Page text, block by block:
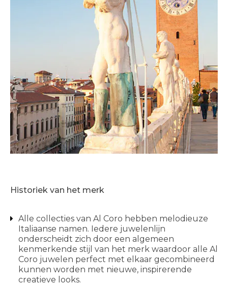
Historiek van het merk
Alle collecties van Al Coro hebben melodieuze
Italiaanse namen. Iedere juwelenlijn
onderscheidt zich door een algemeen
kenmerkende stijl van het merk waardoor alle Al
Coro juwelen perfect met elkaar gecombineerd
kunnen worden met nieuwe, inspirerende
creatieve looks.